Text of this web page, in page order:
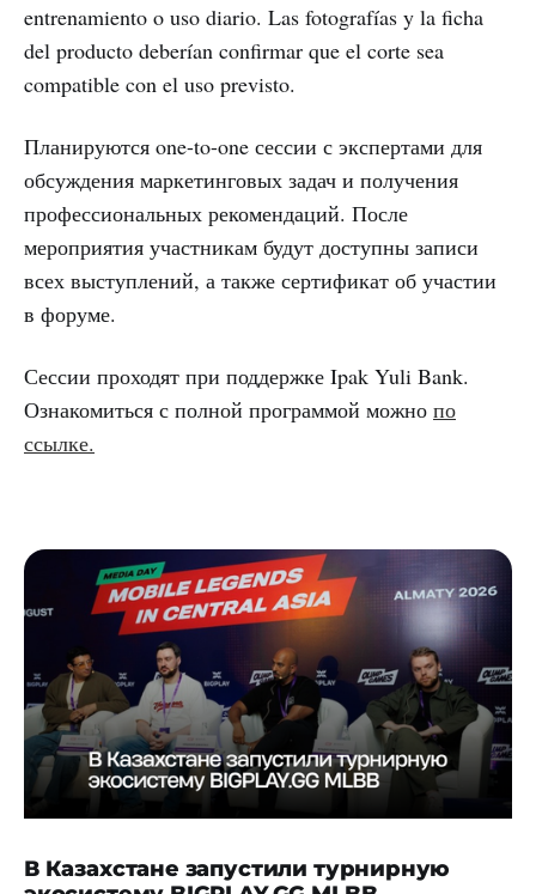
entrenamiento o uso diario. Las fotografías y la ficha
del producto deberían confirmar que el corte sea
compatible con el uso previsto.
Планируются one-to-one сессии с экспертами для
обсуждения маркетинговых задач и получения
профессиональных рекомендаций. После
мероприятия участникам будут доступны записи
всех выступлений, а также сертификат об участии
в форуме.
Сессии проходят при поддержке Ipak Yuli Bank.
Ознакомиться с полной программой можно по
ссылке.
В Казахстане запустили турнирную